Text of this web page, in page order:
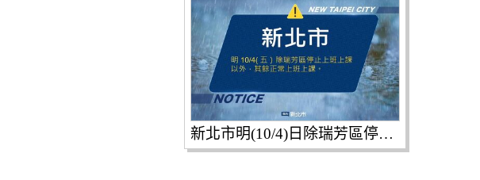
新北市明(10/4)日除瑞芳區停止上班上課外，其餘各機關學校照常上班及上課